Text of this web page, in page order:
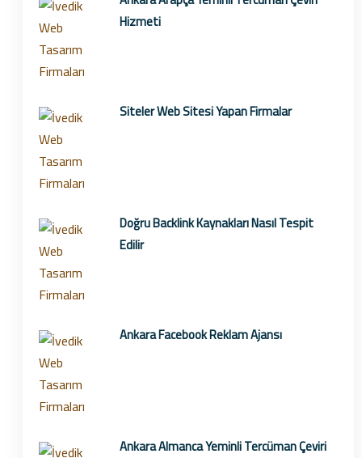
Hizmeti
Siteler Web Sitesi Yapan Firmalar
Doğru Backlink Kaynakları Nasıl Tespit
Edilir
Ankara Facebook Reklam Ajansı
Ankara Almanca Yeminli Tercüman Çeviri